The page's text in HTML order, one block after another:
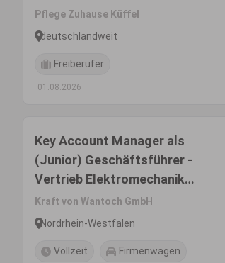
Wachstumsmarkt
Seniorenbetreuung
Pflege Zuhause Küffel
deutschlandweit
Freiberufer
01.08.2026
Key Account Manager als
(Junior) Geschäftsführer -
Vertrieb Elektromechanik
(m/w/d)
Kraft von Wantoch GmbH
Nordrhein-Westfalen
Vollzeit Firmenwagen